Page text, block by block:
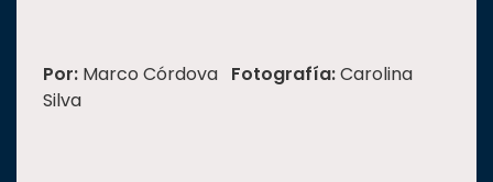
Por: Marco Córdova Fotografía:Carolina
Silva